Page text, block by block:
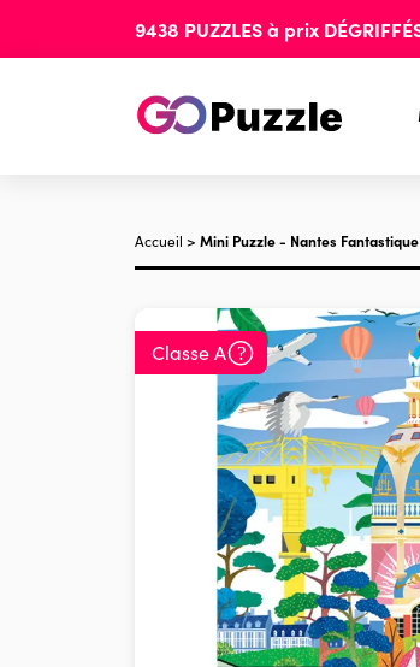
9438 PUZZLESà prix
Accueil > Mini Puzzle - Nantes Fantastique
Classe A